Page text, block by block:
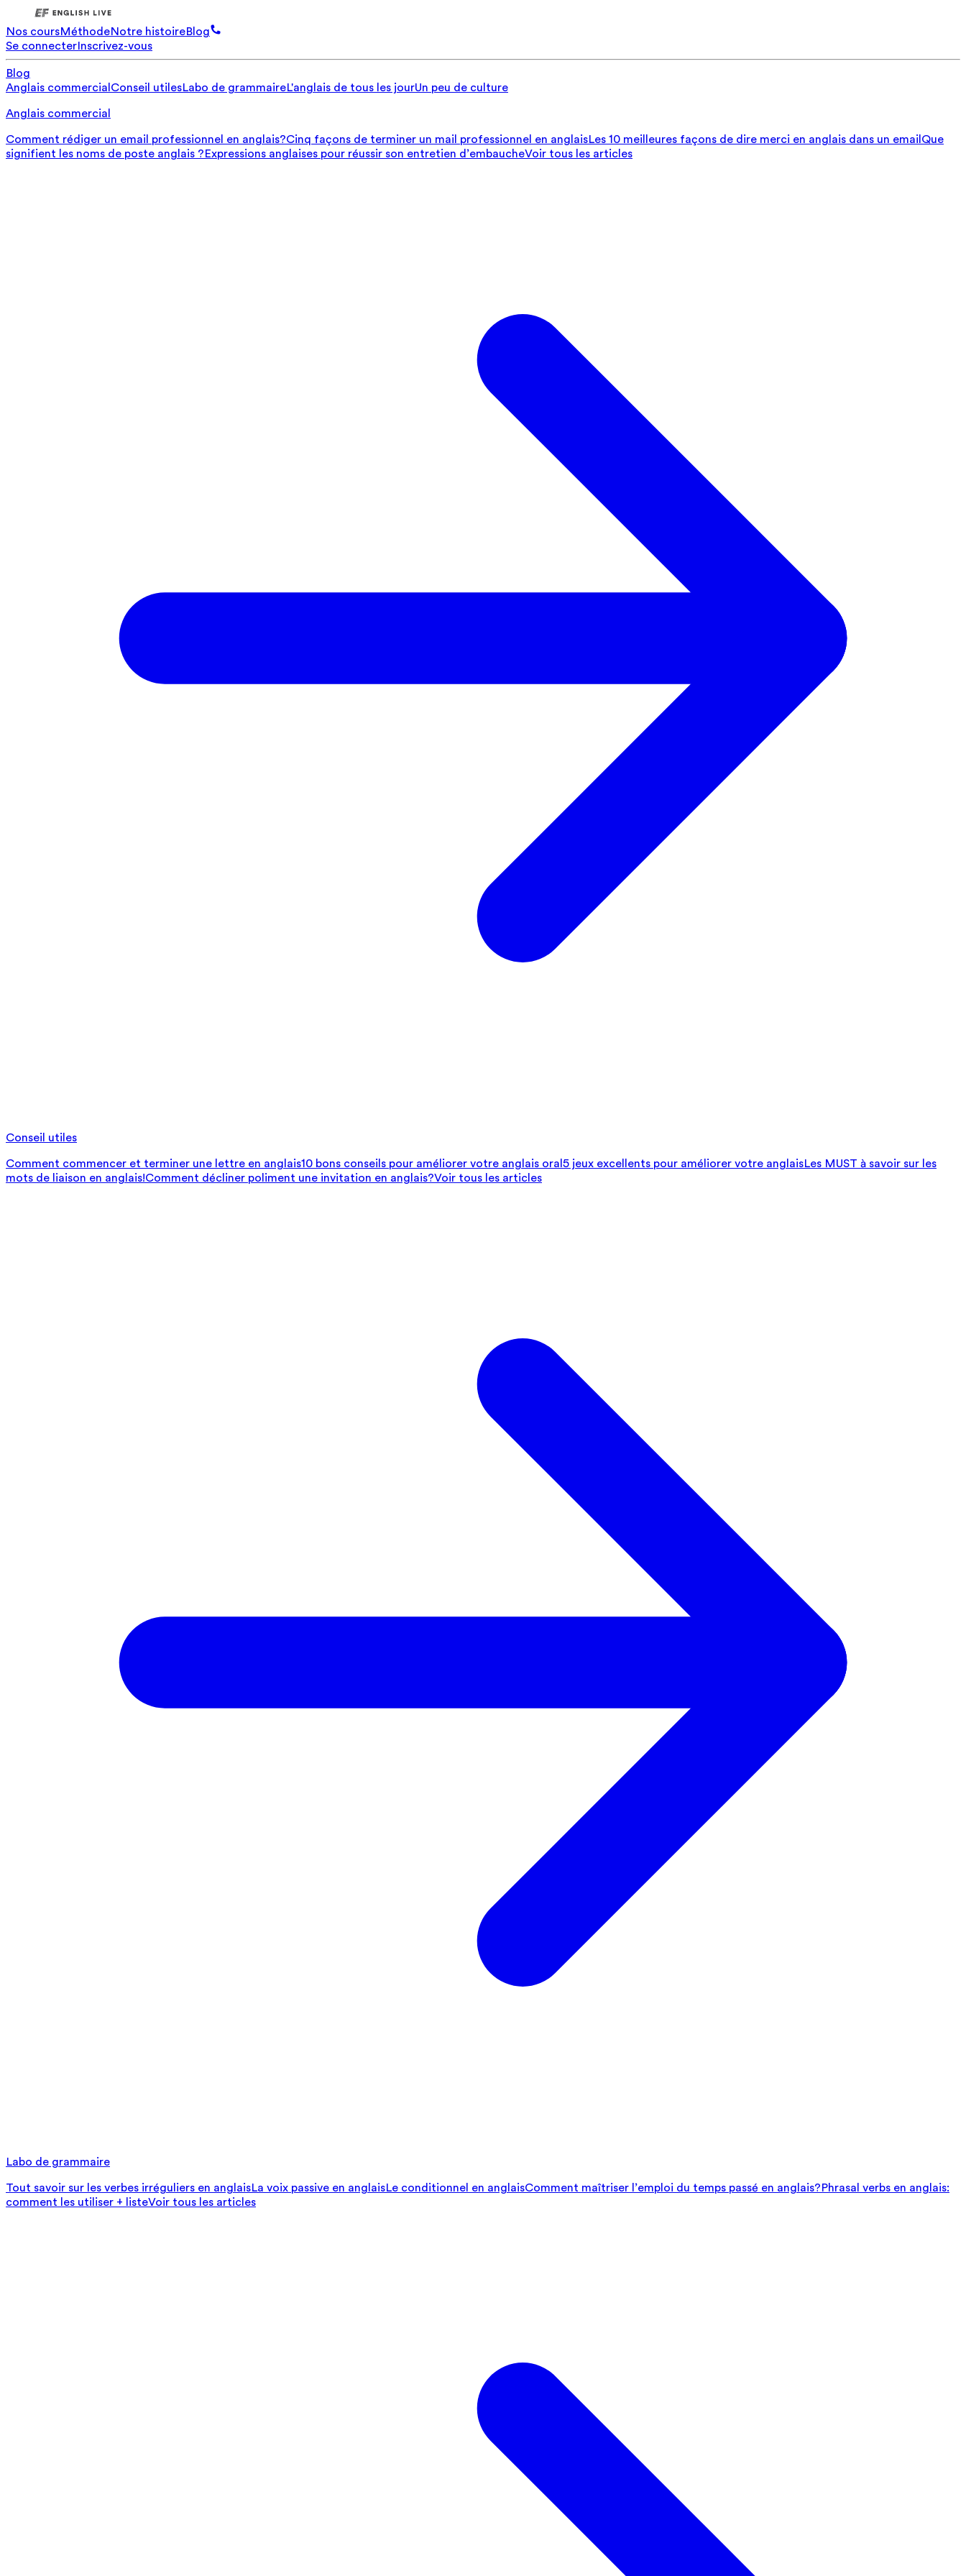
Nos coursMéthodeNotre histoireBlog
Se connecterInscrivez-vous
Blog
Anglais commercial Conseil utilesLabo de grammaireL'anglais de tous les jourUn peu de culture
Anglais commercial
Comment rédiger un email professionnel en anglais?Cinq façons de terminer un mail professionnel en anglaisLes 10 meilleures façons de dire merci en anglais dans un email Que
signifient les noms de poste anglais ?Expressions anglaises pour réussir son entretien d’embaucheVoir tous les articles
Conseil utiles
Comment commencer et terminer une lettre en anglais10 bons conseils pour améliorer votre anglais oral 5 jeux excellents pour améliorer votre anglaisLes MUST à savoir sur les
mots de liaison en anglais!Comment décliner poliment une invitation en anglais?Voir tous les articles
Labo de grammaire
Tout savoir sur les verbes irréguliers en anglaisLa voix passive en anglaisLe conditionnel en anglaisComment maîtriser l’emploi du temps passé en anglais?Phrasal verbs en anglais:
comment les utiliser + listeVoir tous les articles